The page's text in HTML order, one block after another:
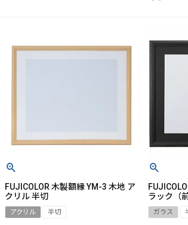
FUJICOLOR 木製額縁 YM-3 木地 ア
クリル 半切
アクリル 半切
ラック（
ガラス